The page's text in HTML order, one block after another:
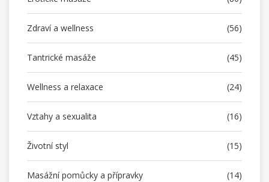
Zdraví a wellness (56)
Tantrické masáže (45)
Wellness a relaxace (24)
Vztahy a sexualita (16)
Životní styl (15)
Masážní pomůcky a přípravky (14)